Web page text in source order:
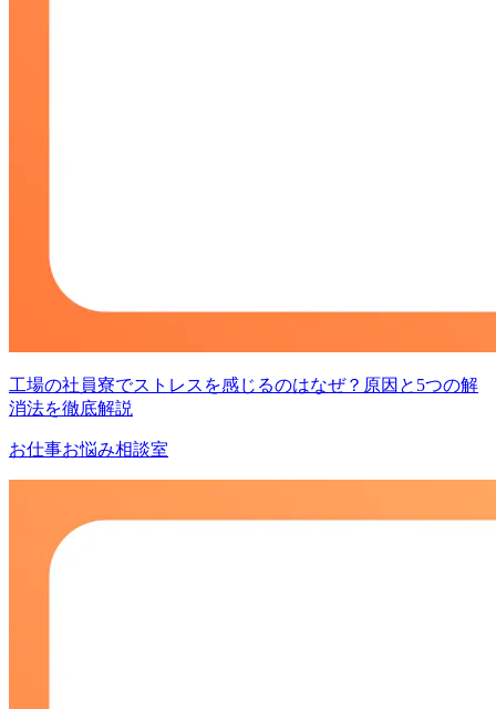
工場の社員寮でストレスを感じるのはなぜ？原因と5つの解
消法を徹底解説
お仕事お悩み相談室